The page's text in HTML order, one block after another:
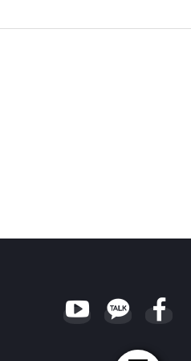
활성화가 필요함. 또한, 국민 의료비 부담